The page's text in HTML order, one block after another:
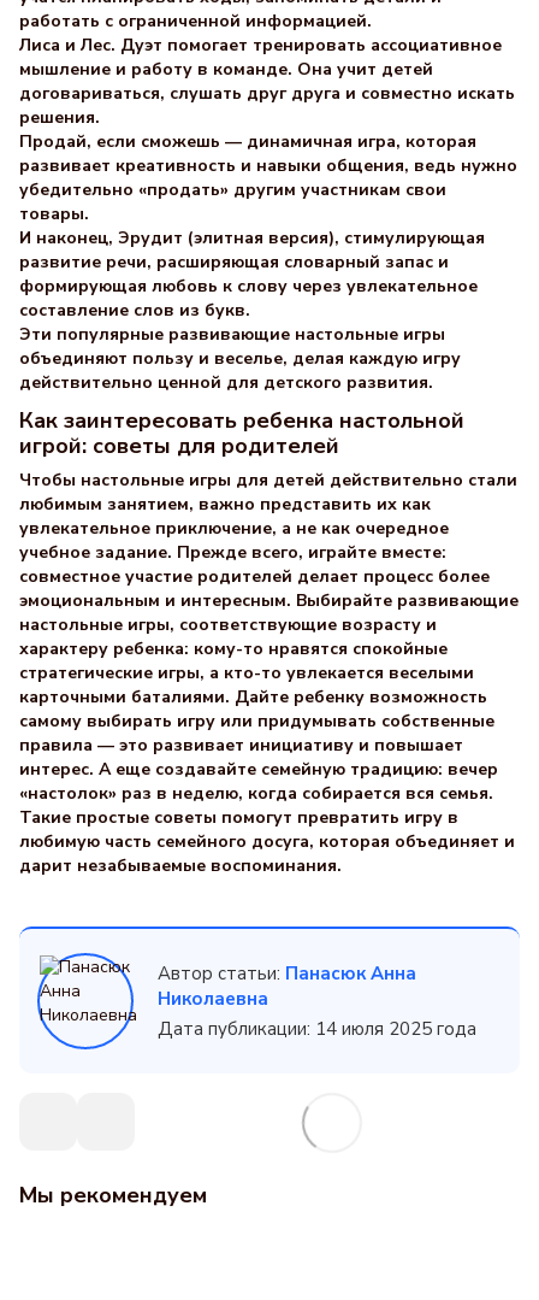
работать с ограниченной информацией.
Лиса и Лес. Дуэт помогает тренировать ассоциативное
мышление и работу в команде. Она учит детей
договариваться, слушать друг друга и совместно искать
решения.
Продай, если сможешь — динамичная игра, которая
развивает креативность и навыки общения, ведь нужно
убедительно «продать» другим участникам свои
товары.
И наконец, Эрудит (элитная версия), стимулирующая
развитие речи, расширяющая словарный запас и
формирующая любовь к слову через увлекательное
составление слов из букв.
Эти популярные развивающие настольные игры
объединяют пользу и веселье, делая каждую игру
действительно ценной для детского развития.
Как заинтересовать ребенка настольной
игрой: советы для родителей
Чтобы настольные игры для детей действительно стали
любимым занятием, важно представить их как
увлекательное приключение, а не как очередное
учебное задание. Прежде всего, играйте вместе:
совместное участие родителей делает процесс более
эмоциональным и интересным. Выбирайте развивающие
настольные игры, соответствующие возрасту и
характеру ребенка: кому-то нравятся спокойные
стратегические игры, а кто-то увлекается веселыми
карточными баталиями. Дайте ребенку возможность
самому выбирать игру или придумывать собственные
правила — это развивает инициативу и повышает
интерес. А еще создавайте семейную традицию: вечер
«настолок» раз в неделю, когда собирается вся семья.
Такие простые советы помогут превратить игру в
любимую часть семейного досуга, которая объединяет и
дарит незабываемые воспоминания.
Автор статьи: Панасюк Анна
Николаевна
Дата публикации: 14 июля 2025 года
Мы рекомендуем